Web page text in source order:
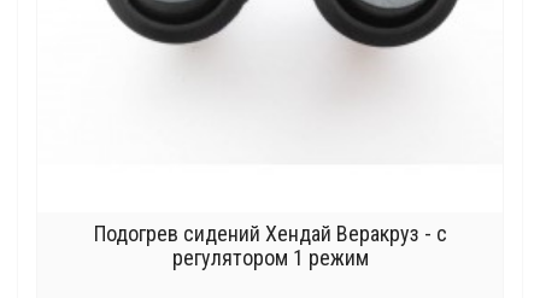
Подогрев сидений Хендай Веракруз - с
регулятором 1 режим